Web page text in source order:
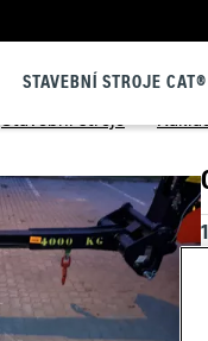
STAVEBNÍ STROJE CAT®
Stavební stroje >